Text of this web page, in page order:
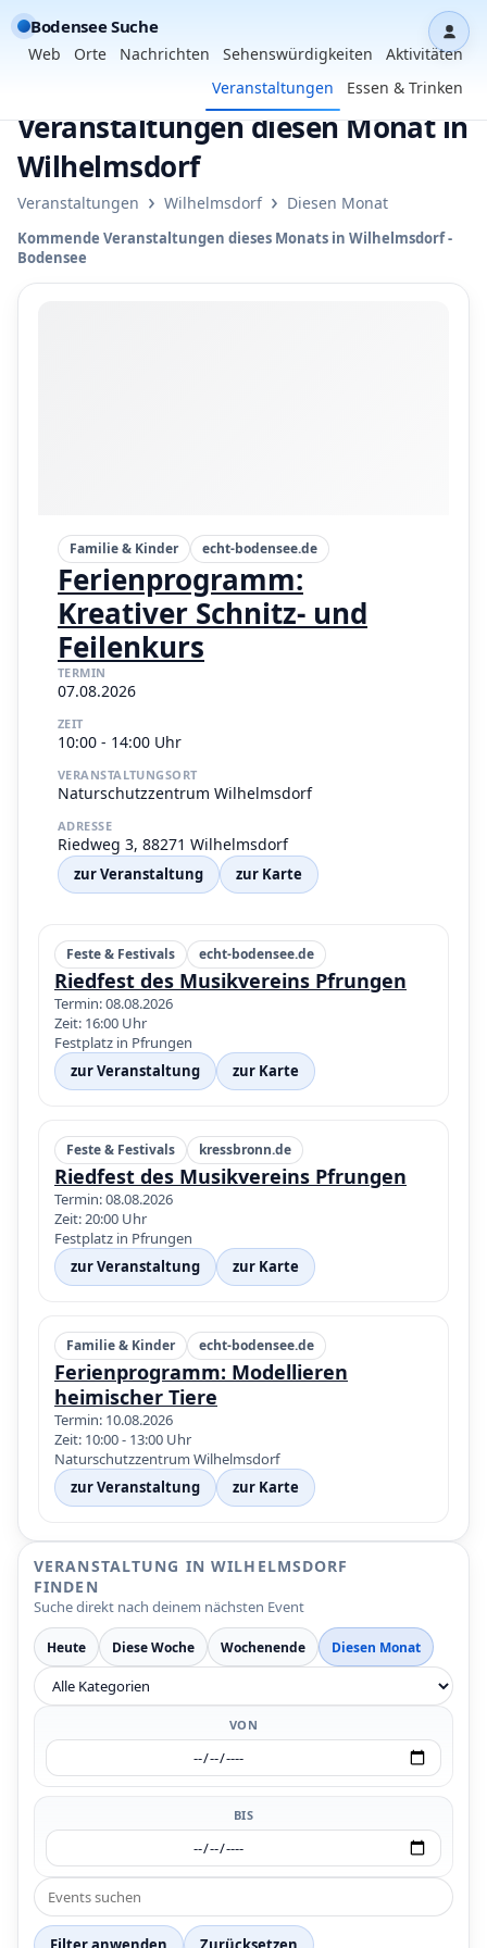
Bodensee Suche
Web Orte Nachrichten Sehenswürdigkeiten
Aktivitäten
Veranstaltungen
Essen & Trinken
Veranstaltungen diesen Monat in
Wilhelmsdorf
Veranstaltungen › Wilhelmsdorf › Diesen Monat
Kommende Veranstaltungen dieses Monats in Wilhelmsdorf -
Bodensee
Familie & Kinder echt-bodensee.de
Ferienprogramm:
Kreativer Schnitz- und
Feilenkurs
TERMIN
07.08.2026
ZEIT
10:00 - 14:00 Uhr
VERANSTALTUNGSORT
Naturschutzzentrum Wilhelmsdorf
ADRESSE
Riedweg 3, 88271 Wilhelmsdorf
zur Veranstaltung zur Karte
Feste & Festivals echt-bodensee.de
Riedfest des Musikvereins Pfrungen
Termin: 08.08.2026
Zeit: 16:00 Uhr
Festplatz in Pfrungen
zur Veranstaltung
zur Karte
Feste & Festivals kressbronn.de
Riedfest des Musikvereins Pfrungen
Termin: 08.08.2026
Zeit: 20:00 Uhr
Festplatz in Pfrungen
zur Veranstaltung
zur Karte
Familie & Kinder echt-bodensee.de
Ferienprogramm: Modellieren
heimischer Tiere
Termin: 10.08.2026
Zeit: 10:00 - 13:00 Uhr
Naturschutzzentrum Wilhelmsdorf
zur Veranstaltung
zur Karte
VERANSTALTUNG IN WILHELMSDORF
FINDEN
Suche direkt nach deinem nächsten Event
Heute Diese Woche Wochenende Diesen Monat
VON
BIS